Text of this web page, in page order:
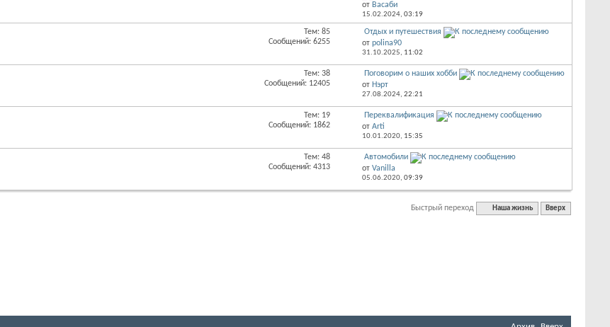
от Васаби
15.02.2024, 03:19
Тем: 85
Сообщений: 6255
Отдых и путешествия
от polina90
31.10.2025, 11:02
Тем: 38
Сообщений: 12405
Поговорим о наших хобби
от Нэрт
27.08.2024, 22:21
Тем: 19
Сообщений: 1862
Переквалификация
от Arti
10.01.2020, 15:35
Тем: 48
Сообщений: 4313
Автомобили
от Vanilla
05.06.2020, 09:39
Быстрый переход Наша жизнь Вверх